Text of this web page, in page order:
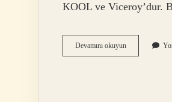
KOOL ve Viceroy’dur.
Devamını okuyunBat
Türkiyeden